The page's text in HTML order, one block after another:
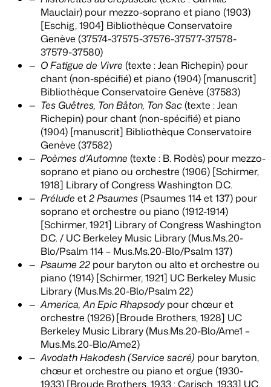
Mauclair) pour mezzo-soprano et piano (1903)
[Eschig, 1904] Bibliothèque Conservatoire
Genève (37574-37575-37576-37577-37578-
37579-37580)
O Fatigue de Vivre (texte : Jean Richepin) pour
chant (non-spécifié) et piano (1904) [manuscrit]
Bibliothèque Conservatoire Genève (37583)
Tes Guêtres, Ton Bâton, Ton Sac(texte : Jean
Richepin) pour chant (non-spécifié) et piano
(1904) [manuscrit] Bibliothèque Conservatoire
Genève (37582)
Poèmes d’Automne (texte : B. Rodès) pour mezzo-
soprano et piano ou orchestre (1906) [Schirmer,
1918] Library of Congress Washington D.C.
Préludeet2 Psaumes(Psaumes 114 et 137) pour
soprano et orchestre ou piano (1912-1914)
[Schirmer, 1921] Library of Congress Washington
D.C. / UC Berkeley Music Library (Mus.Ms.20-
Blo/Psalm 114 – Mus.Ms.20-Blo/Psalm 137)
Psaume 22 pour baryton ou alto et orchestre ou
piano (1914) [Schirmer, 1921] UC Berkeley Music
Library (Mus.Ms.20-Blo/Psalm 22)
America, An Epic Rhapsodypour chœur et
orchestre (1926)[Broude Brothers, 1928] UC
Berkeley Music Library (Mus.Ms.20-Blo/Ame1 –
Mus.Ms.20-Blo/Ame2)
Avodath Hakodesh (Service sacré) pour baryton,
chœur et orchestre ou piano et orgue (1930-
1933) [Broude Brothers, 1933 ; Carisch, 1933] UC